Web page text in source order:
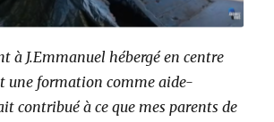
à J.Emmanuel hébergé en centre
une formation comme aide-
contribué à ce que mes parents de